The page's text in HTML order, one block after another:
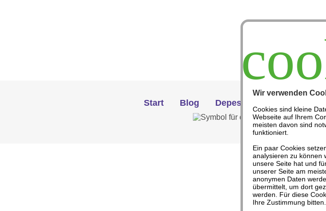
Start Blog Depeschen
Wir verwenden
Cookies sind kleine
Webseite auf Ihrem
meisten davon sind
funktioniert.
Ein paar Cookies
analysieren zu können
unsere Seite hat und
unserer Seite am
anonymen Daten
übermittelt, um dort
werden. Für diese
Ihre Zustimmung bitten.